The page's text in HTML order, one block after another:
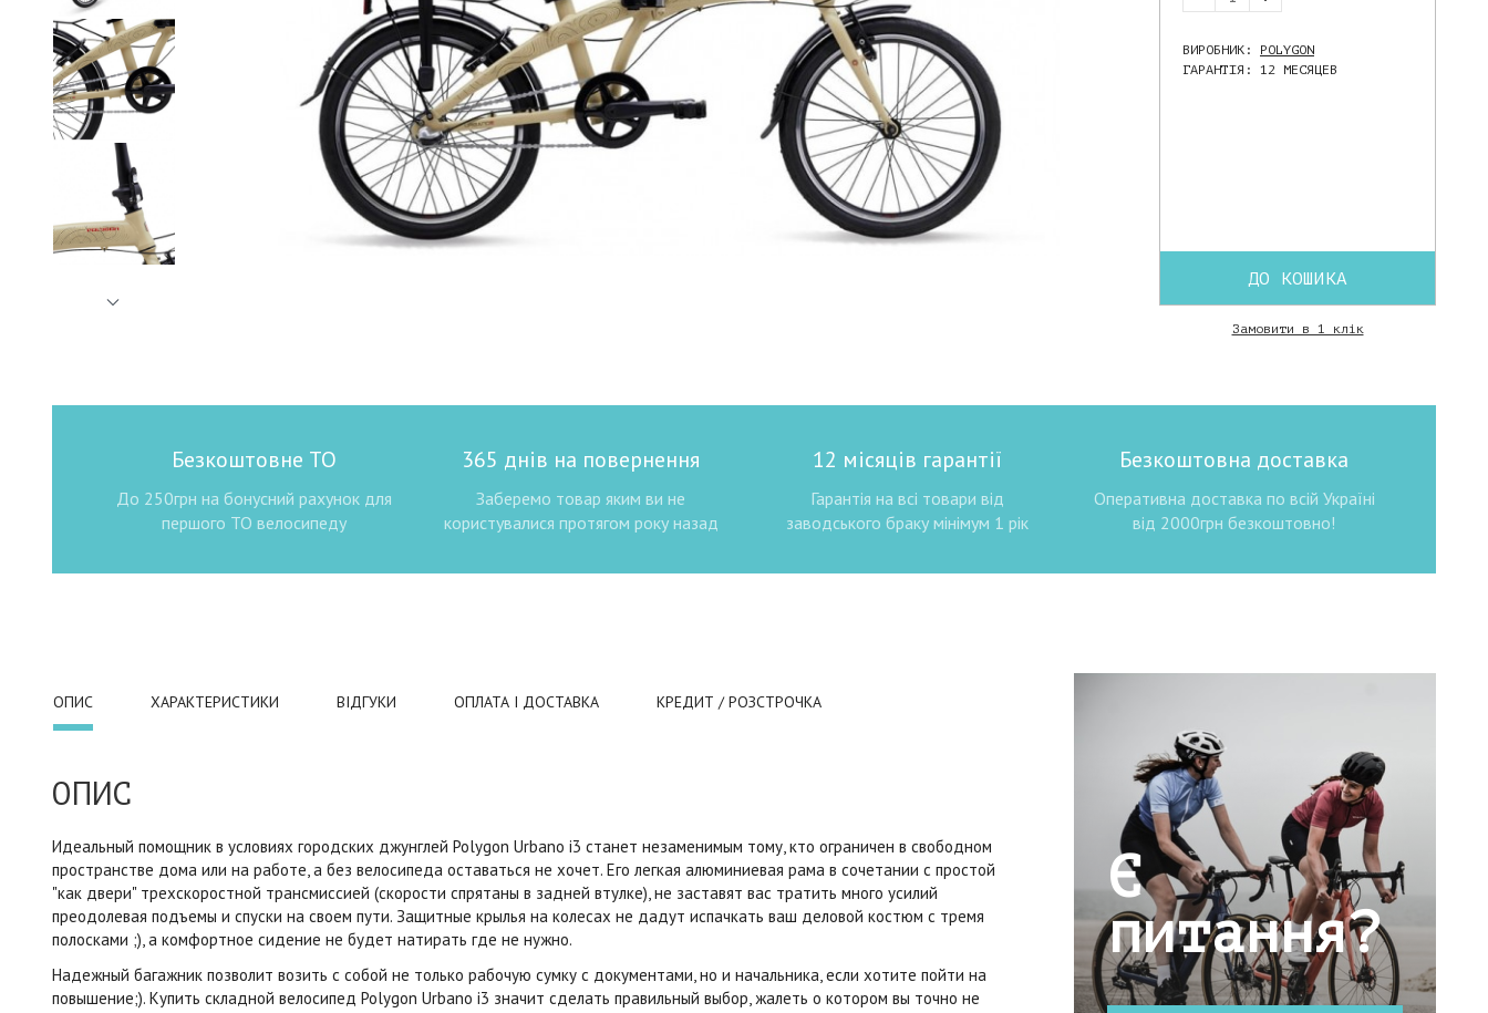
ВИРОБНИК: POLYGON
ГАРАНТІЯ: 12 МЕСЯЦЕВ
ДО КОШИКА
Замовити в 1 клік
Безкоштовне ТО
До 250грн на бонусний рахунок для
першого ТО велосипеду
365 днів на повернення
Заберемо товар яким ви не
користувалися протягом року назад
12 місяців гарантії
Гарантія на всі товари від
заводського браку мінімум 1 рік
Безкоштовна доставка
Оперативна доставка по всій Україні
від 2000грн безкоштовно!
ОПИС ХАРАКТЕРИСТИКИ ВІДГУКИ ОПЛАТА І ДОСТАВКА КРЕДИТ / РОЗСТРОЧКА
ОПИС
Идеальный помощник в условиях городских джунглей Polygon Urbano i3 станет незаменимым тому, кто ограничен в свободном
пространстве дома или на работе, а без велосипеда оставаться не хочет. Его легкая алюминиевая рама в сочетании с простой
"как двери" трехскоростной трансмиссией (скорости спрятаны в задней втулке), не заставят вас тратить много усилий
преодолевая подъемы и спуски на своем пути. Защитные крылья на колесах не дадут испачкать ваш деловой костюм с тремя
полосками ;), а комфортное сидение не будет натирать где не нужно.
Надежный багажник позволит возить с собой не только рабочую сумку с документами, но и начальника, если хотите пойти на
повышение;). Купить складной велосипед Polygon Urbano i3 значит сделать правильный выбор, жалеть о котором вы точно не
Є
питання?